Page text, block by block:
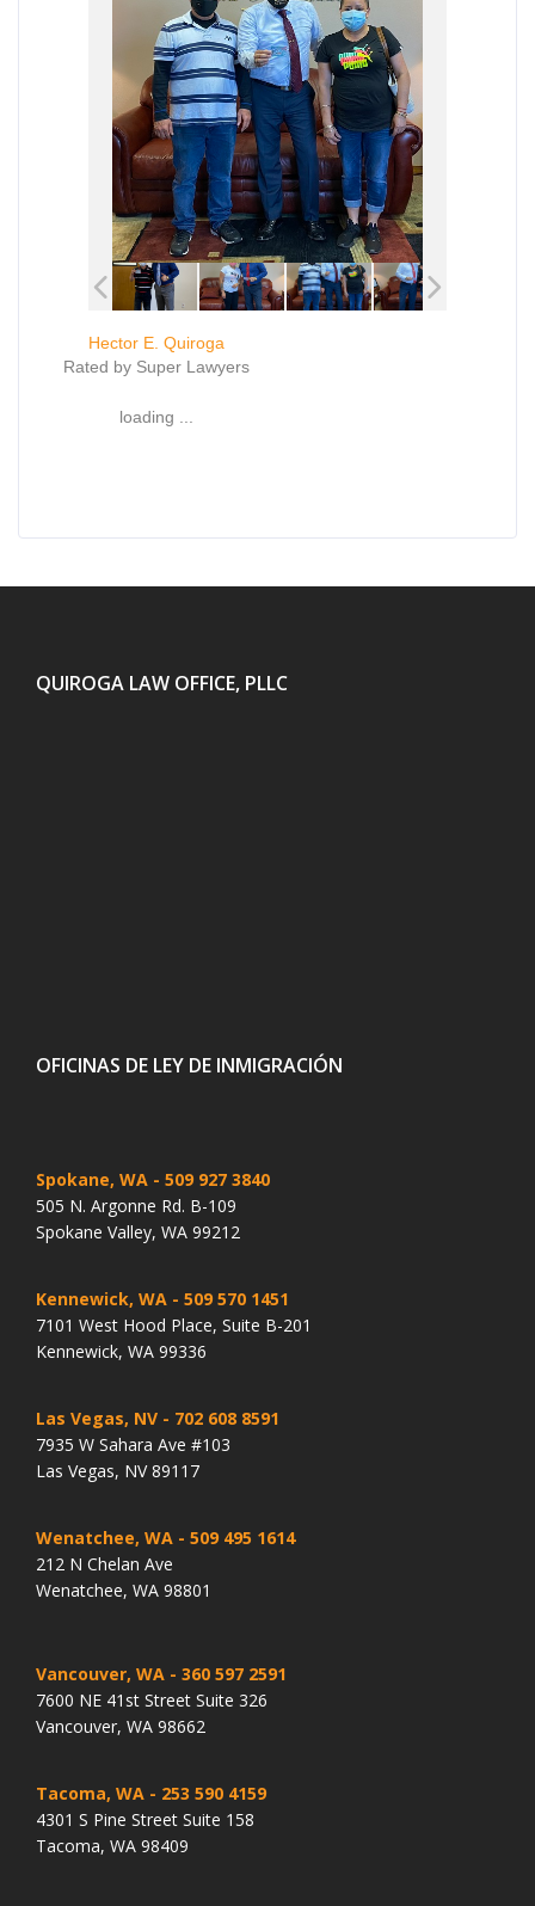
Hector E. Quiroga
Rated by Super Lawyers
loading ...
QUIROGA LAW OFFICE, PLLC
OFICINAS DE LEY DE INMIGRACIÓN
Spokane, WA - 509 927 3840
505 N. Argonne Rd. B-109
Spokane Valley, WA 99212
Kennewick, WA - 509 570 1451
7101 West Hood Place, Suite B-201
Kennewick, WA 99336
Las Vegas, NV - 702 608 8591
7935 W Sahara Ave #103
Las Vegas, NV 89117
Wenatchee, WA - 509 495 1614
212 N Chelan Ave
Wenatchee, WA 98801
Vancouver, WA - 360 597 2591
7600 NE 41st Street Suite 326
Vancouver, WA 98662
Tacoma, WA - 253 590 4159
4301 S Pine Street Suite 158
Tacoma, WA 98409